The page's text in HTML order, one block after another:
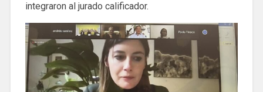
integraron al jurado calificador.